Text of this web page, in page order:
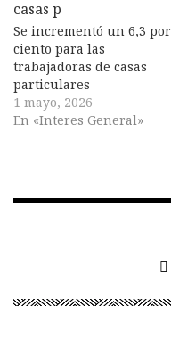
Se incrementó un 6,3 por
ciento para las
trabajadoras de casas
particulares
1 mayo, 2026
En «Interes General»